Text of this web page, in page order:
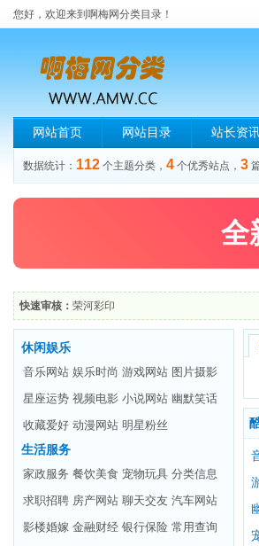
您好，欢迎来到啊梅网分类目录！
网站首页 网站目录 站长资
数据统计： 112 个主题分类， 4 个优秀站点， 3
全
快速审核： 荣河彩印
休闲娱乐
音乐网站 娱乐时尚 游戏网站 图片摄影
星座运势 视频电影 小说网站 幽默笑话
收藏爱好 动漫网站 明星粉丝
生活服务
家政服务 餐饮美食 宠物玩具 分类信息
求职招聘 房产网站 聊天交友 汽车网站
影楼婚嫁 金融财经 银行保险 常用查询